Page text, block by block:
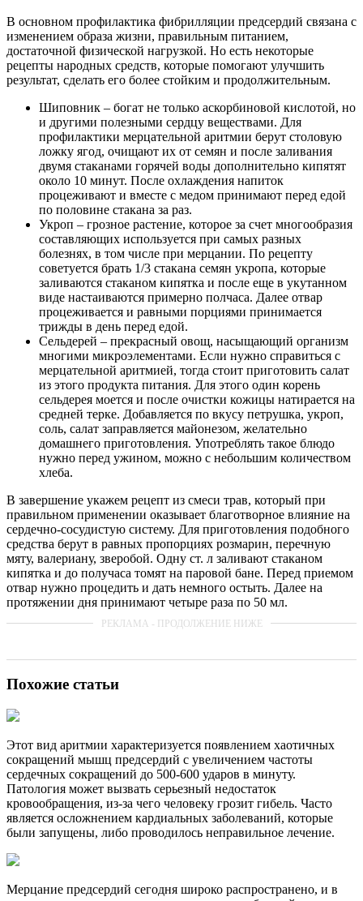
В основном профилактика фибрилляции предсердий связана с
изменением образа жизни, правильным питанием,
достаточной физической нагрузкой. Но есть некоторые
рецепты народных средств, которые помогают улучшить
результат, сделать его более стойким и продолжительным.
Шиповник – богат не только аскорбиновой кислотой, но
и другими полезными сердцу веществами. Для
профилактики мерцательной аритмии берут столовую
ложку ягод, очищают их от семян и после заливания
двумя стаканами горячей воды дополнительно кипятят
около 10 минут. После охлаждения напиток
процеживают и вместе с медом принимают перед едой
по половине стакана за раз.
Укроп – грозное растение, которое за счет многообразия
составляющих используется при самых разных
болезнях, в том числе при мерцании. По рецепту
советуется брать 1/3 стакана семян укропа, которые
заливаются стаканом кипятка и после еще в укутанном
виде настаиваются примерно полчаса. Далее отвар
процеживается и равными порциями принимается
трижды в день перед едой.
Сельдерей – прекрасный овощ, насыщающий организм
многими микроэлементами. Если нужно справиться с
мерцательной аритмией, тогда стоит приготовить салат
из этого продукта питания. Для этого один корень
сельдерея моется и после очистки кожицы натирается на
средней терке. Добавляется по вкусу петрушка, укроп,
соль, салат заправляется майонезом, желательно
домашнего приготовления. Употреблять такое блюдо
нужно перед ужином, можно с небольшим количеством
хлеба.
В завершение укажем рецепт из смеси трав, который при
правильном применении оказывает благотворное влияние на
сердечно-сосудистую систему. Для приготовления подобного
средства берут в равных пропорциях розмарин, перечную
мяту, валериану, зверобой. Одну ст. л заливают стаканом
кипятка и до получаса томят на паровой бане. Перед приемом
отвар нужно процедить и дать немного остыть. Далее на
протяжении дня принимают четыре раза по 50 мл.
Похожие статьи
Этот вид аритмии характеризуется появлением хаотичных
сокращений мышц предсердий с увеличением частоты
сердечных сокращений до 500-600 ударов в минуту.
Патология может вызвать серьезный недостаток
кровообращения, из-за чего человеку грозит гибель. Часто
является осложнением кардиальных заболеваний, которые
были запущены, либо проводилось неправильное лечение.
Мерцание предсердий сегодня широко распространено, и в